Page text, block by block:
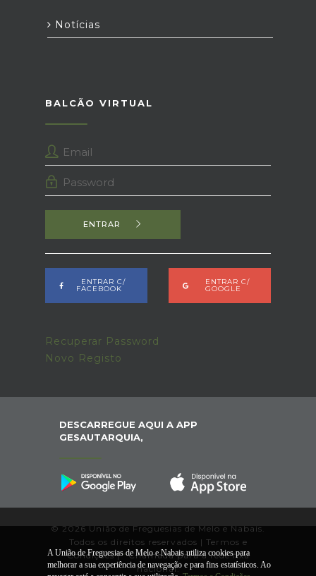
Notícias
BALCÃO VIRTUAL
ENTRAR
ENTRAR C/
FACEBOOK
ENTRAR C/
GOOGLE
Recuperar Password
Novo Registo
DESCARREGUE AQUI A APP
GESAUTARQUIA,
© 2026 União de Freguesias de Melo e Nabais.
Todos os direitos reservados | Termos e
Condições|*Chamada para a rede fixa
nacional.
A União de Freguesias de Melo e Nabais utiliza cookies para
melhorar a sua experiência de navegação e para fins estatísticos. Ao